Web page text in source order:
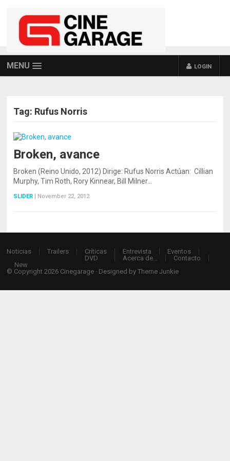
MENU LOGIN
Tag: Rufus Norris
Broken, avance
Broken (Reino Unido, 2012) Dirige: Rufus Norris Actúan: Cillian
Murphy, Tim Roth, Rory Kinnear, Bill Milner…
SLIDER | November 22, 2012
Noticias Trailers
Críticas
DVD
Entrevista
Eventos
Acerca de…
Contacto
New
© Copyright 2026 Cinegarage · Designed byTheme Junkie